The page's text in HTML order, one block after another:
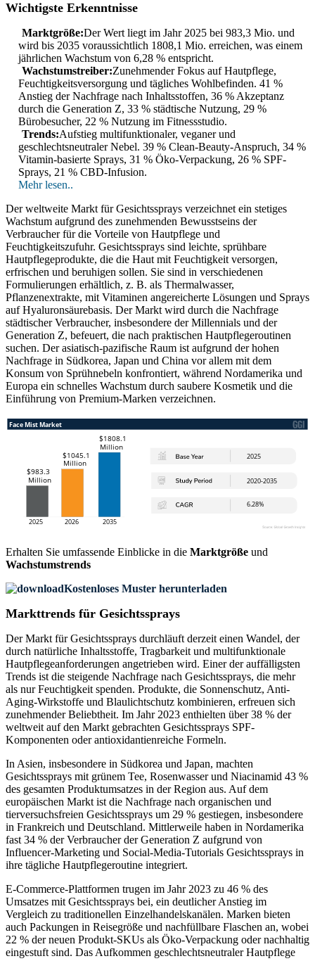
Wichtigste Erkenntnisse
Marktgröße:Der Wert liegt im Jahr 2025 bei 983,3 Mio. und
wird bis 2035 voraussichtlich 1808,1 Mio. erreichen, was einem
jährlichen Wachstum von 6,28 % entspricht.
Wachstumstreiber:Zunehmender Fokus auf Hautpflege,
Feuchtigkeitsversorgung und tägliches Wohlbefinden. 41 %
Anstieg der Nachfrage nach Inhaltsstoffen, 36 % Akzeptanz
durch die Generation Z, 33 % städtische Nutzung, 29 %
Bürobesucher, 22 % Nutzung im Fitnessstudio.
Trends:Aufstieg multifunktionaler, veganer und
geschlechtsneutraler Nebel. 39 % Clean-Beauty-Anspruch, 34 %
Vitamin-basierte Sprays, 31 % Öko-Verpackung, 26 % SPF-
Sprays, 21 % CBD-Infusion.
Mehr lesen..
Der weltweite Markt für Gesichtssprays verzeichnet ein stetiges
Wachstum aufgrund des zunehmenden Bewusstseins der
Verbraucher für die Vorteile von Hautpflege und
Feuchtigkeitszufuhr. Gesichtssprays sind leichte, sprühbare
Hautpflegeprodukte, die die Haut mit Feuchtigkeit versorgen,
erfrischen und beruhigen sollen. Sie sind in verschiedenen
Formulierungen erhältlich, z. B. als Thermalwasser,
Pflanzenextrakte, mit Vitaminen angereicherte Lösungen und Sprays
auf Hyaluronsäurebasis. Der Markt wird durch die Nachfrage
städtischer Verbraucher, insbesondere der Millennials und der
Generation Z, befeuert, die nach praktischen Hautpflegeroutinen
suchen. Der asiatisch-pazifische Raum ist aufgrund der hohen
Nachfrage in Südkorea, Japan und China vor allem mit dem
Konsum von Sprühnebeln konfrontiert, während Nordamerika und
Europa ein schnelles Wachstum durch saubere Kosmetik und die
Einführung von Premium-Marken verzeichnen.
Erhalten Sie umfassende Einblicke in die Marktgröße und
Wachstumstrends
Kostenloses Muster herunterladen
Markttrends für Gesichtssprays
Der Markt für Gesichtssprays durchläuft derzeit einen Wandel, der
durch natürliche Inhaltsstoffe, Tragbarkeit und multifunktionale
Hautpflegeanforderungen angetrieben wird. Einer der auffälligsten
Trends ist die steigende Nachfrage nach Gesichtssprays, die mehr
als nur Feuchtigkeit spenden. Produkte, die Sonnenschutz, Anti-
Aging-Wirkstoffe und Blaulichtschutz kombinieren, erfreuen sich
zunehmender Beliebtheit. Im Jahr 2023 enthielten über 38 % der
weltweit auf den Markt gebrachten Gesichtssprays SPF-
Komponenten oder antioxidantienreiche Formeln.
In Asien, insbesondere in Südkorea und Japan, machten
Gesichtssprays mit grünem Tee, Rosenwasser und Niacinamid 43 %
des gesamten Produktumsatzes in der Region aus. Auf dem
europäischen Markt ist die Nachfrage nach organischen und
tierversuchsfreien Gesichtssprays um 29 % gestiegen, insbesondere
in Frankreich und Deutschland. Mittlerweile haben in Nordamerika
fast 34 % der Verbraucher der Generation Z aufgrund von
Influencer-Marketing und Social-Media-Tutorials Gesichtssprays in
ihre tägliche Hautpflegeroutine integriert.
E-Commerce-Plattformen trugen im Jahr 2023 zu 46 % des
Umsatzes mit Gesichtssprays bei, ein deutlicher Anstieg im
Vergleich zu traditionellen Einzelhandelskanälen. Marken bieten
auch Packungen in Reisegröße und nachfüllbare Flaschen an, wobei
22 % der neuen Produkt-SKUs als Öko-Verpackung oder nachhaltig
eingestuft sind. Das Aufkommen geschlechtsneutraler Hautpflege